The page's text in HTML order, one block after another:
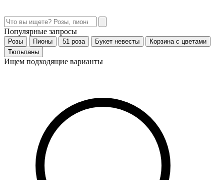
Популярные запросы
Розы Пионы 51 роза Букет невесты
Корзина с цветами
Тюльпаны
Ищем подходящие варианты